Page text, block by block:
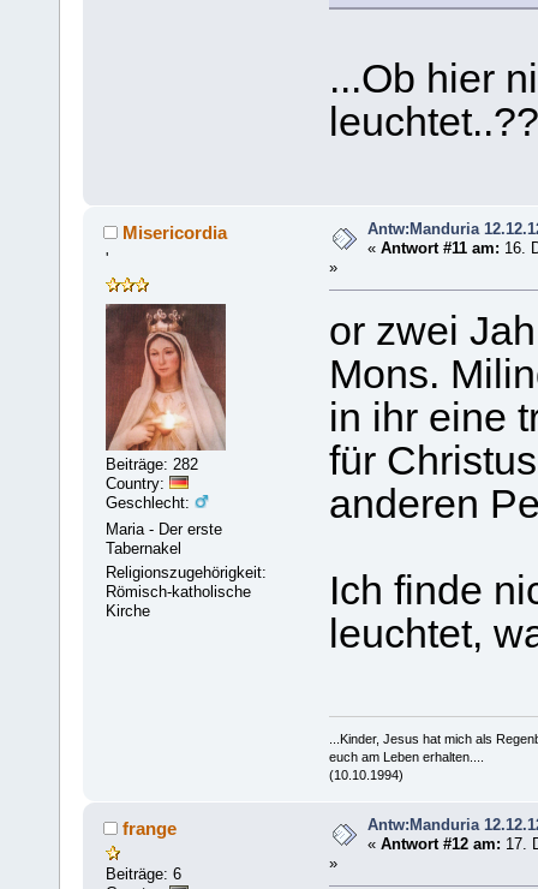
...Ob hier
leuchtet..??
Misericordia
'
Beiträge: 282
Country:
Geschlecht:
Maria - Der erste
Tabernakel
Religionszugehörigkeit:
Römisch-katholische
Kirche
Antw:Manduria
«Antwort #11 am: 16.
»
or zwei
Mons.
in ihr eine
für
anderen
Ich finde
leuchtet,
...Kinder, Jesus hat mich als
euch am Leben erhalten....
(10.10.1994)
frange
Beiträge: 6
Antw:Manduria
«Antwort #12 am: 17.
»